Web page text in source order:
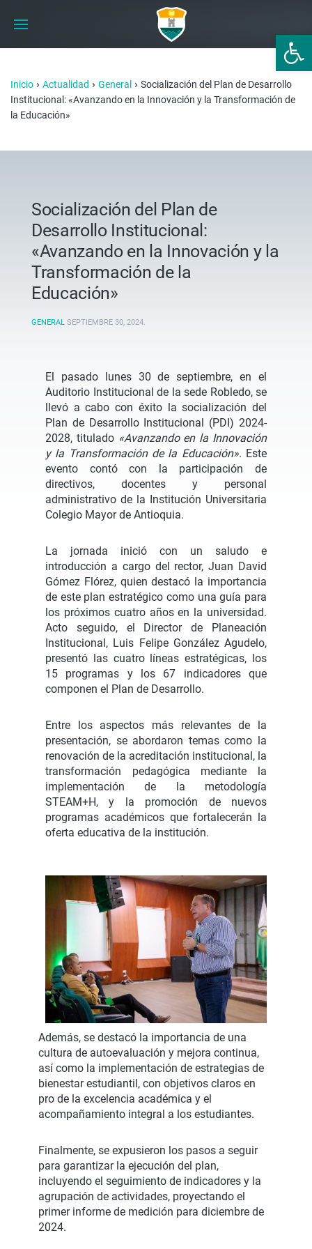
Abrir
Inicio › Actualidad › General › Socialización del Plan de Desarrollo
Institucional: «Avanzando en la Innovación y la Transformación de
la Educación»
Socialización del Plan de
Desarrollo Institucional:
«Avanzando en la Innovación y la
Transformación de la
Educación»
GENERAL SEPTIEMBRE 30, 2024.
El pasado lunes 30 de septiembre, en el
Auditorio Institucional de la sede Robledo, se
llevó a cabo con éxito la socialización del
Plan de Desarrollo Institucional (PDI) 2024-
2028, titulado «Avanzando en la Innovación
y la Transformación de la Educación». Este
evento contó con la participación de
directivos, docentes y personal
administrativo de la Institución Universitaria
Colegio Mayor de Antioquia.
La jornada inició con un saludo e
introducción a cargo del rector, Juan David
Gómez Flórez, quien destacó la importancia
de este plan estratégico como una guía para
los próximos cuatro años en la universidad.
Acto seguido, el Director de Planeación
Institucional, Luis Felipe González Agudelo,
presentó las cuatro líneas estratégicas, los
15 programas y los 67 indicadores que
componen el Plan de Desarrollo.
Entre los aspectos más relevantes de la
presentación, se abordaron temas como la
renovación de la acreditación institucional, la
transformación pedagógica mediante la
implementación de la metodología
STEAM+H, y la promoción de nuevos
programas académicos que fortalecerán la
oferta educativa de la institución.
Además, se destacó la importancia de una
cultura de autoevaluación y mejora continua,
así como la implementación de estrategias de
bienestar estudiantil, con objetivos claros en
pro de la excelencia académica y el
acompañamiento integral a los estudiantes.
Finalmente, se expusieron los pasos a seguir
para garantizar la ejecución del plan,
incluyendo el seguimiento de indicadores y la
agrupación de actividades, proyectando el
primer informe de medición para diciembre de
2024.